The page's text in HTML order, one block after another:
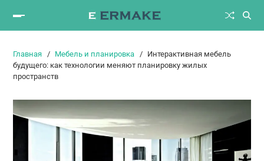
Главная Мебель и планировка
Интерактивная мебель
будущего: как технологии меняют планировку жилых
пространств